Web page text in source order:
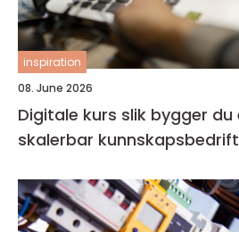
inspiration
08. June 2026
Digitale kurs slik bygger du en lønnsom og
skalerbar kunnskapsbedrift